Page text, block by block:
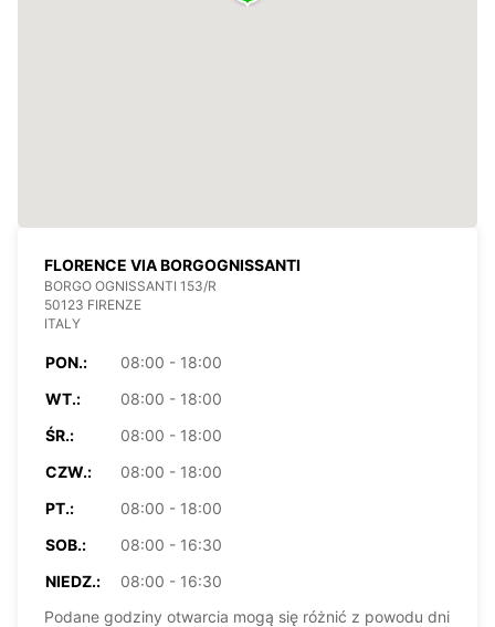
FLORENCE VIA BORGOGNISSANTI
BORGO OGNISSANTI 153/R
50123 FIRENZE
ITALY
PON.:
08:00 - 18:00
WT.:
08:00 - 18:00
ŚR.:
08:00 - 18:00
CZW.:
08:00 - 18:00
PT.:
08:00 - 18:00
SOB.:
08:00 - 16:30
NIEDZ.:
08:00 - 16:30
Podane godziny otwarcia mogą się różnić z powodu dni